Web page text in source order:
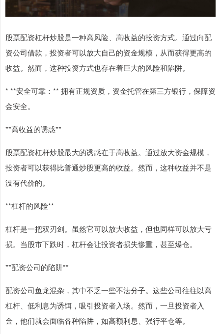
股票配资杠杆炒股是一种高风险、高收益的投资方式。通过向配
资公司借款，投资者可以放大自己的资金规模，从而获得更高的
收益。然而，这种投资方式也存在着巨大的风险和陷阱。
* **安全可靠：** 拥有正规资质，资金托管在第三方银行，保障资
金安全。
**高收益的诱惑**
股票配资杠杆炒股最大的诱惑在于高收益。通过放大资金规模，
投资者可以获得比普通炒股更高的收益。然而，这种收益并不是
没有代价的。
**杠杆的风险**
杠杆是一把双刃剑。虽然它可以放大收益，但也同样可以放大亏
损。当股市下跌时，杠杆会让投资者损失惨重，甚至爆仓。
**配资公司的陷阱**
配资公司鱼龙混杂，其中不乏一些不法分子。这些公司往往以高
杠杆、低利息为诱饵，吸引投资者入场。然而，一旦投资者入
金，他们就会面临各种陷阱，如高额利息、强行平仓等。